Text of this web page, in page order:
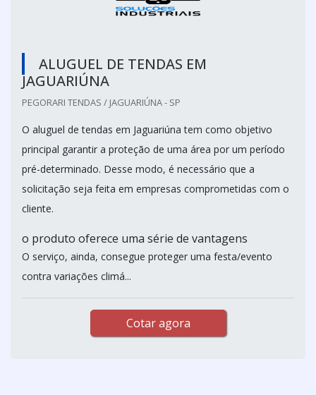
ALUGUEL DE TENDAS EM
JAGUARIÚNA
PEGORARI TENDAS / JAGUARIÚNA - SP
O aluguel de tendas em Jaguariúna tem como objetivo
principal garantir a proteção de uma área por um período
pré-determinado. Desse modo, é necessário que a
solicitação seja feita em empresas comprometidas com o
cliente.
o produto oferece uma série de vantagens
O serviço, ainda, consegue proteger uma festa/evento
contra variações climá...
Cotar agora